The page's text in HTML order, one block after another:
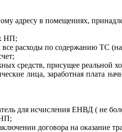
адресу в помещениях,
НП;
расходы по содержанию ТС
средств, присущее реальной
лица, заработная плата
для исчисления ЕНВД ( не
договора на оказание